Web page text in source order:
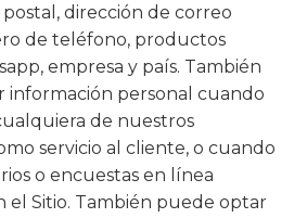
dirección de correo
de teléfono, productos
empresa y país. También
información personal cuando
de nuestros
servicio al cliente, o cuando
o encuestas en línea
el Sitio. También puede optar